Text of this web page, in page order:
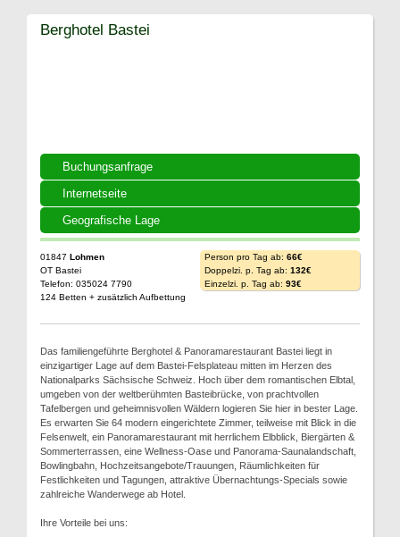
Buchungsanfrage
Internetseite
Geografische Lage
Berghotel Bastei
01847 Lohmen
OT Bastei
Telefon: 035024 7790
124 Betten + zusätzlich Aufbettung
Person pro Tag ab: 66€
Doppelzi. p. Tag ab: 132€
Einzelzi. p. Tag ab: 93€
Das familiengeführte Berghotel & Panoramarestaurant Bastei liegt in
einzigartiger Lage auf dem Bastei-Felsplateau mitten im Herzen des
Nationalparks Sächsische Schweiz. Hoch über dem romantischen Elbtal,
umgeben von der weltberühmten Basteibrücke, von prachtvollen
Tafelbergen und geheimnisvollen Wäldern logieren Sie hier in bester Lage.
Es erwarten Sie 64 modern eingerichtete Zimmer, teilweise mit Blick in die
Felsenwelt, ein Panoramarestaurant mit herrlichem Elbblick, Biergärten &
Sommerterrassen, eine Wellness-Oase und Panorama-Saunalandschaft,
Bowlingbahn, Hochzeitsangebote/Trauungen, Räumlichkeiten für
Festlichkeiten und Tagungen, attraktive Übernachtungs-Specials sowie
zahlreiche Wanderwege ab Hotel.
Ihre Vorteile bei uns: